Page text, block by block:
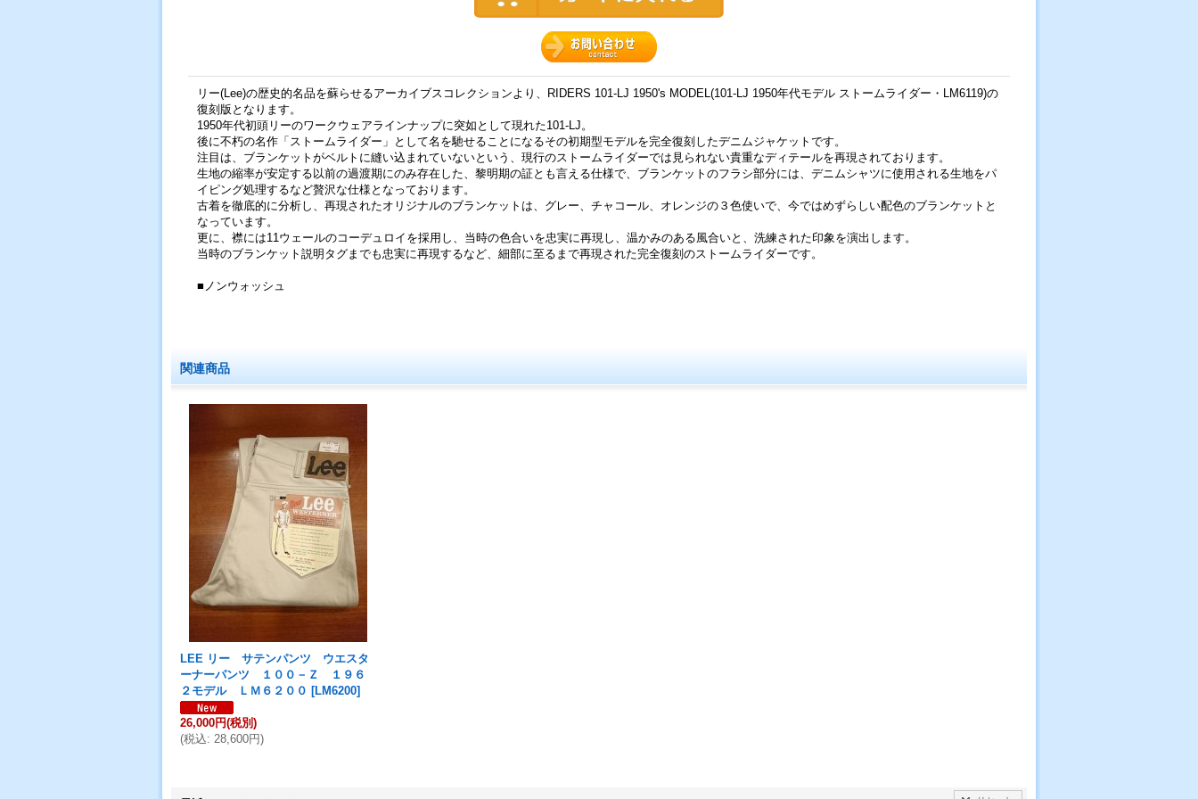
リー(Lee)の歴史的名品を蘇らせるアーカイブスコレクションより、RIDERS 101-LJ 1950's MODEL(101-LJ 1950年代モデル ストームライダー・LM6119)の
復刻版となります。
1950年代初頭リーのワークウェアラインナップに突如として現れた101-LJ。
後に不朽の名作「ストームライダー」として名を馳せることになるその初期型モデルを完全復刻したデニムジャケットです。
注目は、ブランケットがベルトに縫い込まれていないという、現行のストームライダーでは見られない貴重なディテールを再現されております。
生地の縮率が安定する以前の過渡期にのみ存在した、黎明期の証とも言える仕様で、ブランケットのフラシ部分には、デニムシャツに使用される生地をパ
イピング処理するなど贅沢な仕様となっております。
古着を徹底的に分析し、再現されたオリジナルのブランケットは、グレー、チャコール、オレンジの３色使いで、今ではめずらしい配色のブランケットと
なっています。
更に、襟には11ウェールのコーデュロイを採用し、当時の色合いを忠実に再現し、温かみのある風合いと、洗練された印象を演出します。
当時のブランケット説明タグまでも忠実に再現するなど、細部に至るまで再現された完全復刻のストームライダーです。
■ノンウォッシュ
関連商品
LEE リー サテンパンツ ウエスタ
ーナーパンツ １００－Ｚ １９６
２モデル ＬＭ６２００ [LM6200]
26,000円(税別)
(税込: 28,600円)